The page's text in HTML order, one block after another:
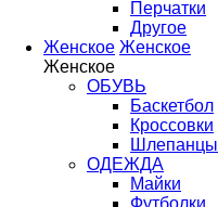
Перчатки
Другое
Женское Женское
Женское
ОБУВЬ
Баскетбол
Кроссовки
Шлепанцы
ОДЕЖДА
Майки
Футболки